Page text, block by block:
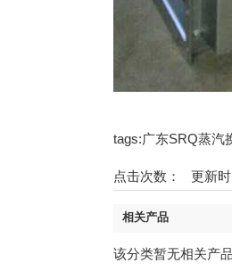
tags:广东SRQ蒸汽
点击次数： 更新
相关产品
该分类暂无相关产